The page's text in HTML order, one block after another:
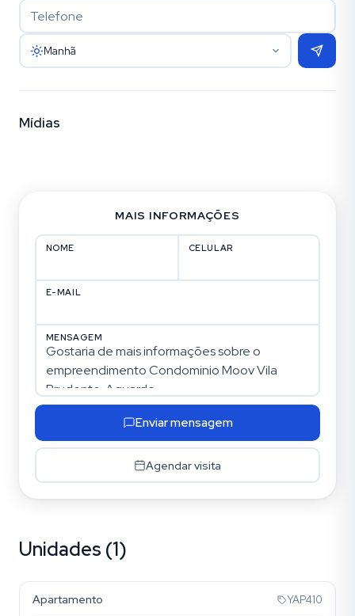
Manhã
Mídias
MAIS INFORMAÇÕES
NOME CELULAR
E-MAIL
MENSAGEM
Enviar mensagem
Agendar visita
Unidades (1)
Vila Prudente
Apartamento YAP410